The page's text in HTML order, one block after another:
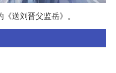
送刘晋父监岳》。